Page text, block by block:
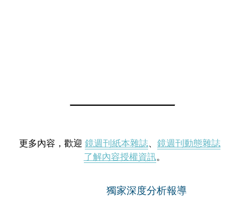
更多內容，歡迎 鏡週刊紙本雜誌、 鏡週刊動態雜誌
了解內容授權資訊。
獨家深度分析報導